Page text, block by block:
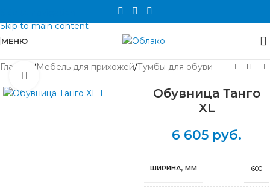
Skip to main content
МЕНЮ
Главная /Мебель для прихожей/Тумбы для обуви
Обувница Танго
XL
6 605 руб.
ШИРИНА, ММ 600